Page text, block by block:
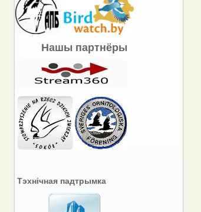
Нашы партнёры
Тэхнічная падтрымка